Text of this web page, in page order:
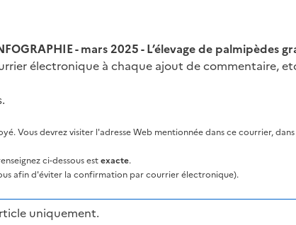
- mars 2025 - L’élevage de palmipèdes
électronique à chaque ajout de commentaire,
Vous devrez visiter l'adresse Web mentionnée dans ce courrier,
ci-dessous estexacte.
afin d'éviter la confirmation par courrier électronique).
uniquement.